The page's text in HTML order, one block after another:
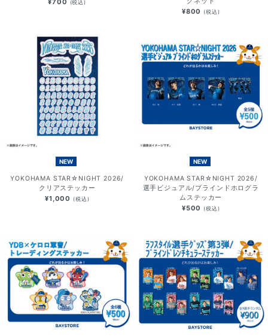
(税込)
¥800 (税込)
NEW
YOKOHAMA STAR☆NIGHT 2026/
クリアステッカー
¥1,000 (税込)
NEW
YOKOHAMA STAR☆NIGHT 2026/
選手ビジュアル/ブラインドホログラ
ムステッカー
¥500 (税込)